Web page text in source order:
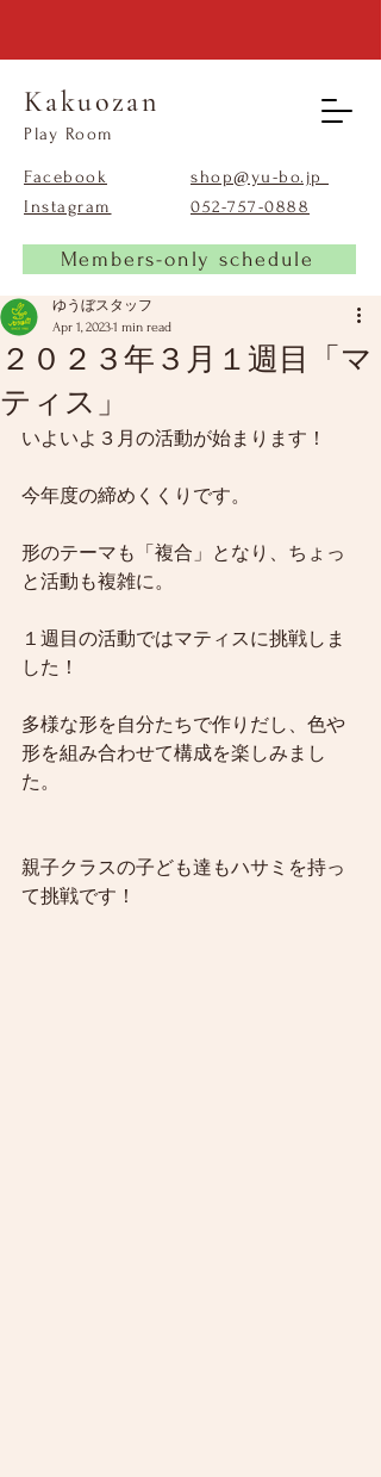
Kakuozan
​Play Room
Facebook
Instagram
shop@yu-bo.jp
​052-757-0888
Members-only schedule
２０２３年３月１週目「マ
ティス」
ゆうぼスタッフ
Apr 1, 20231 min read
いよいよ３月の活動が始まります！
今年度の締めくくりです。
形のテーマも「複合」となり、ちょっ
と活動も複雑に。
１週目の活動ではマティスに挑戦しま
した！
多様な形を自分たちで作りだし、色や
形を組み合わせて構成を楽しみまし
た。
親子クラスの子ども達もハサミを持っ
て挑戦です！